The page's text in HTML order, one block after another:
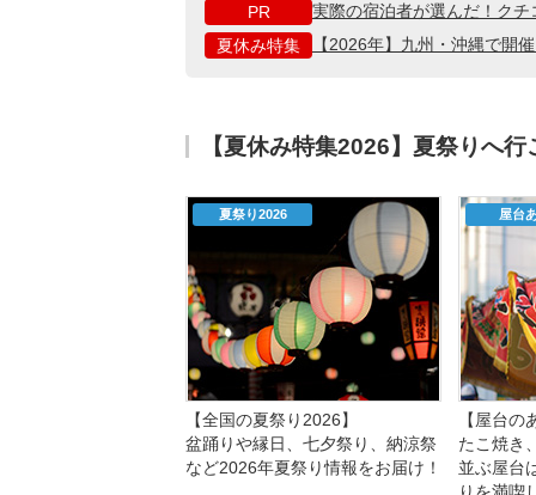
PR
実際の宿泊者が選んだ！ク
夏休み特集
【2026年】九州・沖縄で開
【夏休み特集2026】夏祭りへ
夏祭り2026
【全国の夏祭り2026】
盆踊りや縁日、七夕祭り、納涼祭
など2026年夏祭り情報をお届け！
屋台
【屋台
たこ焼き
並ぶ屋台